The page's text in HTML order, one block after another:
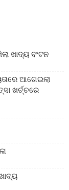
ଖାଦ୍ୟ ବଂଟନ
ଆଗେଇଲା
ଖର୍ଚ୍ଚରେ